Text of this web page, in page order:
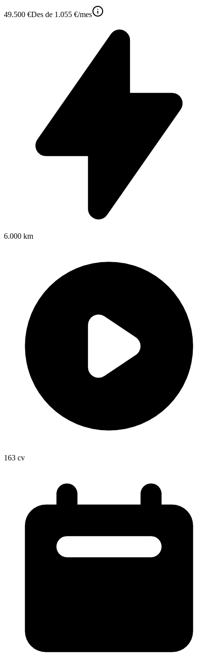
49.500 €Des de 1.055 €/mes
6.000 km
163 cv